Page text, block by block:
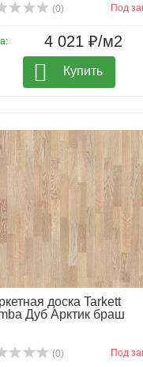
(0) Под
4 021 ₽/м2
Купить
доска Tarkett
Дуб Арктик браш
(0) Под